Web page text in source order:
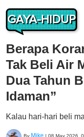
GAYA-HIDUP
Berapa
Tak Beli Air
Dua Tahun
Idaman”
Kalau hari-hari beli
By Mike | 08 May 2026,